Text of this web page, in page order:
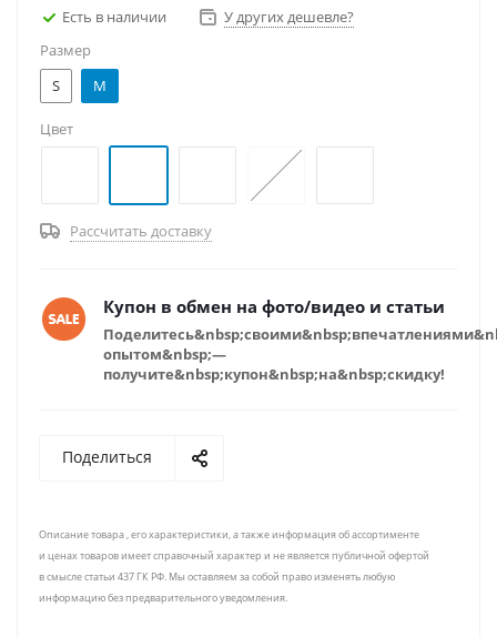
Есть в наличии
У других дешевле?
Размер
S
M
Цвет
Рассчитать доставку
Купон в обмен на фото/видео и статьи
опытом&nbsp;—
получите&nbsp;купон&nbsp;на&nbsp;скидку!
Поделиться
Описание товара , его характеристики, а также информация об ассортименте
и ценах товаров имеет справочный характер и не является публичной офертой
в смысле статьи 437 ГК РФ. Мы оставляем за собой право изменять любую
информацию без предварительного уведомления.